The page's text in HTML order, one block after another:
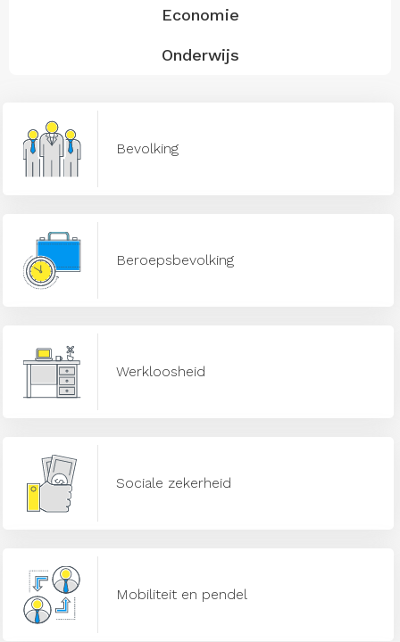
Economie
Onderwijs
Bevolking
Beroepsbevolking
Werkloosheid
Sociale zekerheid
Mobiliteit en pendel